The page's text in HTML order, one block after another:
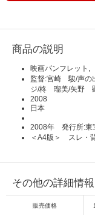
商品の説明
映画パンフレット,
監督:宮崎 駿/声
ジ/柊 瑠美/矢野
2008
日本
2008年 発行所:東
＜A4版＞ スレ・
その他の詳細情報
販売価格